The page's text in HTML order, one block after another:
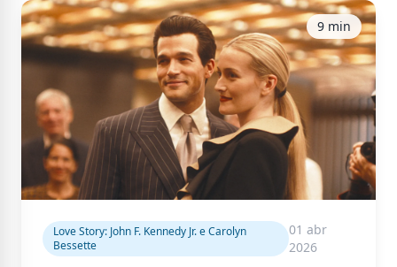
9 min
Love Story: John F. Kennedy Jr. e Carolyn
Bessette
01 abr
2026